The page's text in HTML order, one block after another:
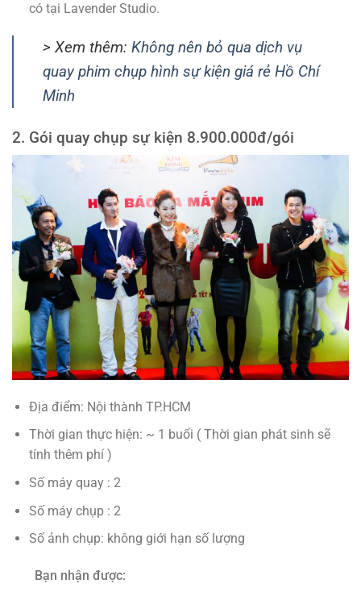
có tại Lavender Studio.
> Xem thêm: Không nên bỏ qua dịch vụ
quay phim chụp hình sự kiện giá rẻ Hồ Chí
Minh
2. Gói quay chụp sự kiện 8.900.000đ/gói
Địa điểm: Nội thành TP.HCM
Thời gian thực hiện: ~ 1 buổi ( Thời gian phát sinh sẽ
tính thêm phí )
Số máy quay : 2
Số máy chụp : 2
Số ảnh chụp: không giới hạn số lượng
Bạn nhận được: